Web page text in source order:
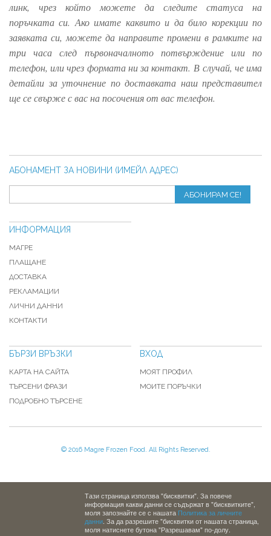
линк, чрез който можете да следите статуса на
поръчката си. Ако имате каквито и да било корекции по
заявката си, можете да направите промени в рамките на
три часа след първоначалното потвърждение или по
телефон, или чрез формата ни за контакт. В случай, че има
детайли за уточнение по доставката наш представител
ще се свърже с вас на посочения от вас телефон.
АБОНАМЕНТ ЗА НОВИНИ (ИМЕЙЛ АДРЕС)
АБОНИРАМ СЕ!
ИНФОРМАЦИЯ
МАГРЕ
ПЛАЩАНЕ
ДОСТАВКА
РЕКЛАМАЦИИ
ЛИЧНИ ДАННИ
КОНТАКТИ
БЪРЗИ ВРЪЗКИ
КАРТА НА САЙТА
ТЪРСЕНИ ФРАЗИ
ПОДРОБНО ТЪРСЕНЕ
ВХОД
МОЯТ ПРОФИЛ
МОИТЕ ПОРЪЧКИ
© 2016 Magre Frozen Food. All Rights Reserved.
Тази страница използва "бисквитки". За повече
информация какви данни се съдържат в "бисквитките",
моля запознайте се с нашата Политика за личните
данни . За да разрешите "бисквитки от нашата страница,
моля натиснете бутона "Разрешавам" по-долу.